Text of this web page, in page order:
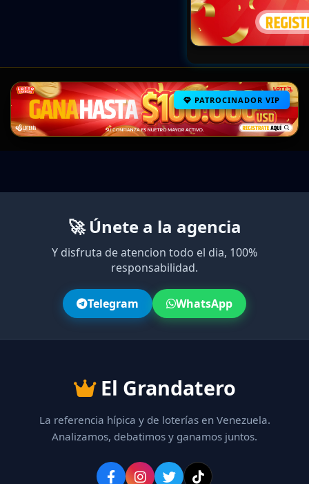
PATROCINADOR VIP
🚀 Únete a la agencia
Y disfruta de atencion todo el dia, 100%
responsabilidad.
Telegram WhatsApp
El Grandatero
La referencia hípica y de loterías en Venezuela.
Analizamos, debatimos y ganamos juntos.